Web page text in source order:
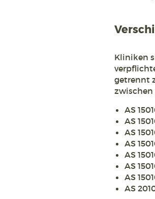
Kliniken
getrennt
zwischen
AS
AS
AS
AS
AS
AS
AS
AS